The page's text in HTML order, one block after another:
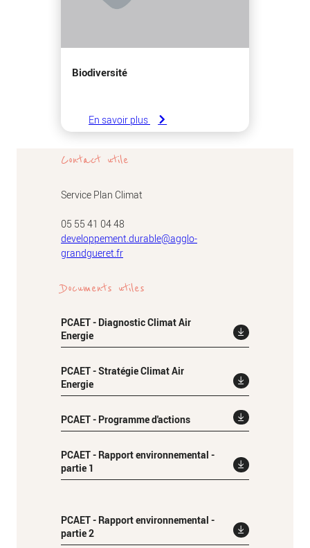
Biodiversité
En savoir plus
Contact utile
Service Plan Climat
05 55 41 04 48
developpement.durable@agglo-
grandgueret.fr
Documents utiles
PCAET - Diagnostic Climat Air
Energie
PCAET - Stratégie Climat Air
Energie
PCAET - Programme d'actions
PCAET - Rapport environnemental -
partie 1
PCAET - Rapport environnemental -
partie 2